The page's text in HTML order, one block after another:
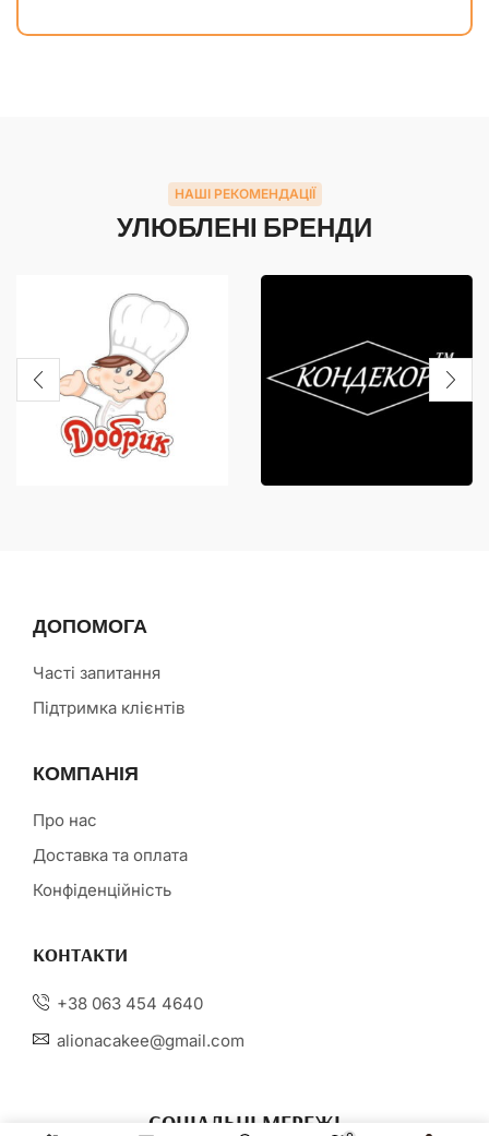
НАШІ РЕКОМЕНДАЦІЇ
УЛЮБЛЕНІ БРЕНДИ
ДОПОМОГА
Часті запитання
Підтримка клієнтів
КОМПАНІЯ
Про нас
Доставка та оплата
Конфіденційність
КОНТАКТИ
+38 063 454 4640
alionacakee@gmail.com
СОЦІАЛЬНІ МЕРЕЖІ